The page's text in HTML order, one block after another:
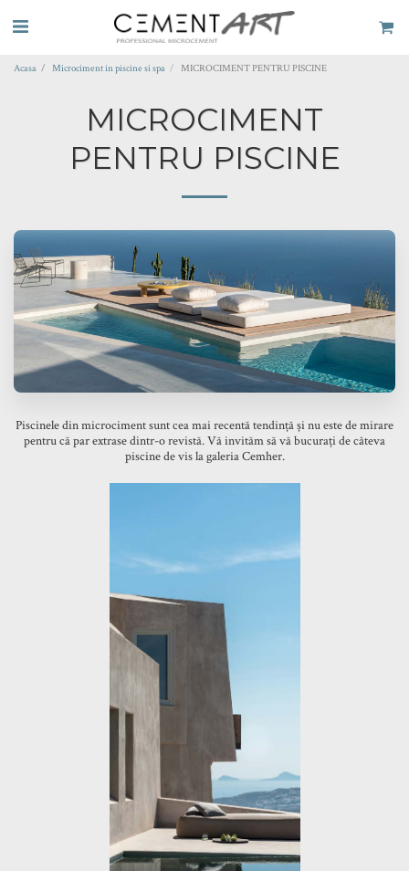
Acasa Microciment in piscine si spa MICROCIMENT PENTRU PISCINE
MICROCIMENT
PENTRU PISCINE
Piscinele din microciment sunt cea mai recentă tendință și nu este de mirare
pentru că par extrase dintr-o revistă. Vă invităm să vă bucurați de câteva
piscine de vis la galeria Cemher.